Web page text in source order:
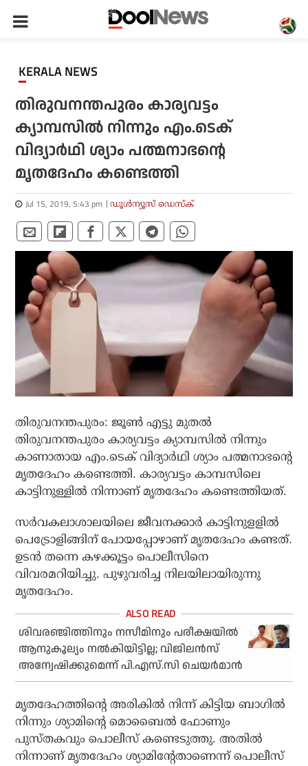
KERALA NEWS
തിരുവനന്തപുരം കാര്യവട്ടം
ക്യാമ്പസില്‍ നിന്നും എം.ടെക്
വിദ്യാര്‍ഥി ശ്യാം പത്മനാഭന്റെ
മൃതദേഹം കണ്ടെത്തി
Jul 15, 2019, 5:43 pm ഡൂള്‍ന്യൂസ് ഡെസ്‌ക്
തിരുവനന്തപുരം: ജൂണ്‍ എട്ടു മുതല്‍
തിരുവനന്തപുരം കാര്യവട്ടം ക്യാമ്പസില്‍ നിന്നും
കാണാതായ എം.ടെക് വിദ്യാര്‍ഥി ശ്യാം പത്മനാഭന്റെ
മൃതദേഹം കണ്ടെത്തി. കാര്യവട്ടം കാമ്പസിലെ
കാട്ടിനുള്ളില്‍ നിന്നാണ് മൃതദേഹം കണ്ടെത്തിയത്.
സര്‍വകലാശാലയിലെ ജീവനക്കാര്‍ കാട്ടിനുളളില്‍
പെട്രോളിങ്ങിന് പോയപ്പോഴാണ് മൃതദേഹം കണ്ടത്.
ഉടന്‍ തന്നെ കഴക്കൂട്ടം പൊലീസിനെ
വിവരമറിയിച്ചു. പുഴുവരിച്ച നിലയിലായിരുന്നു
മൃതദേഹം.
ശിവരഞ്ജിത്തിനും നസീമിനും പരീക്ഷയില്‍
ആനുകൂല്യം നല്‍കിയിട്ടില്ല; വിജിലന്‍സ്
അന്വേഷിക്കുമെന്ന് പി.എസ്.സി ചെയര്‍മാന്‍
മൃതദേഹത്തിന്റെ അരികില്‍ നിന്ന് കിട്ടിയ ബാഗില്‍
നിന്നും ശ്യാമിന്റെ മൊബൈല്‍ ഫോണും
പുസ്തകവും പൊലീസ് കണ്ടെടുത്തു. അതില്‍
നിന്നാണ് മൃതദേഹം ശ്യാമിന്റേതാണെന്ന് പൊലീസ്